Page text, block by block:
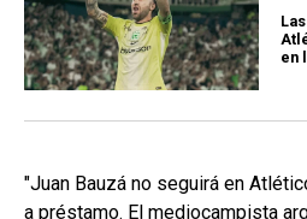
en
"Juan Bauzá no seguirá en
a préstamo. El mediocampista